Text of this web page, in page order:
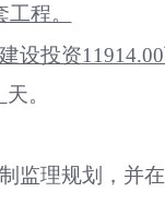
程。
设投资11914
天。
监理规划，并